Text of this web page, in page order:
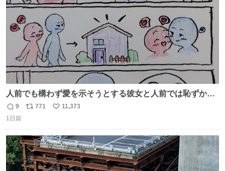
人前でも構わず愛を示そうとする彼女と人前では恥ずかし
いけど彼女を死ぬほど愛している彼氏 同士いませんか✋️
返
信
9
リ
ト
数
771
い
数
11,373
1日前